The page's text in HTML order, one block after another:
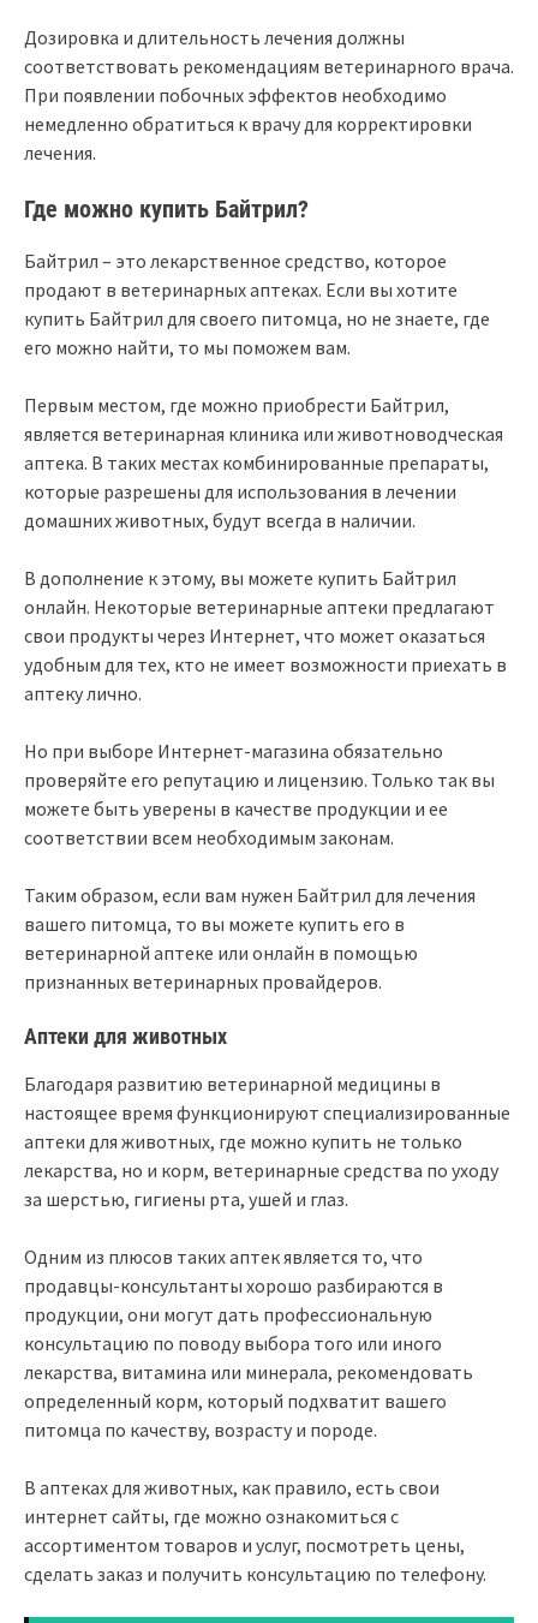
Дозировка и длительность лечения должны
соответствовать рекомендациям ветеринарного врача.
При появлении побочных эффектов необходимо
немедленно обратиться к врачу для корректировки
лечения.
Где можно купить Байтрил?
Байтрил – это лекарственное средство, которое
продают в ветеринарных аптеках. Если вы хотите
купить Байтрил для своего питомца, но не знаете, где
его можно найти, то мы поможем вам.
Первым местом, где можно приобрести Байтрил,
является ветеринарная клиника или животноводческая
аптека. В таких местах комбинированные препараты,
которые разрешены для использования в лечении
домашних животных, будут всегда в наличии.
В дополнение к этому, вы можете купить Байтрил
онлайн. Некоторые ветеринарные аптеки предлагают
свои продукты через Интернет, что может оказаться
удобным для тех, кто не имеет возможности приехать в
аптеку лично.
Но при выборе Интернет-магазина обязательно
проверяйте его репутацию и лицензию. Только так вы
можете быть уверены в качестве продукции и ее
соответствии всем необходимым законам.
Таким образом, если вам нужен Байтрил для лечения
вашего питомца, то вы можете купить его в
ветеринарной аптеке или онлайн в помощью
признанных ветеринарных провайдеров.
Аптеки для животных
Благодаря развитию ветеринарной медицины в
настоящее время функционируют специализированные
аптеки для животных, где можно купить не только
лекарства, но и корм, ветеринарные средства по уходу
за шерстью, гигиены рта, ушей и глаз.
Одним из плюсов таких аптек является то, что
продавцы-консультанты хорошо разбираются в
продукции, они могут дать профессиональную
консультацию по поводу выбора того или иного
лекарства, витамина или минерала, рекомендовать
определенный корм, который подхватит вашего
питомца по качеству, возрасту и породе.
В аптеках для животных, как правило, есть свои
интернет сайты, где можно ознакомиться с
ассортиментом товаров и услуг, посмотреть цены,
сделать заказ и получить консультацию по телефону.